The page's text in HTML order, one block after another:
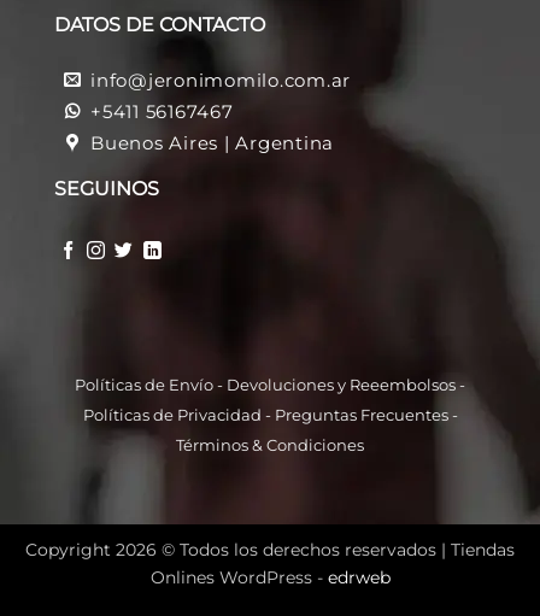
DATOS DE CONTACTO
info@jeronimomilo.com.ar
+5411 56167467
Buenos Aires | Argentina
SEGUINOS
Políticas de Envío - Devoluciones y Reeembolsos -
Políticas de Privacidad - Preguntas Frecuentes-
Términos & Condiciones
Copyright 2026 © Todos los derechos reservados | Tiendas
Onlines WordPress - edrweb